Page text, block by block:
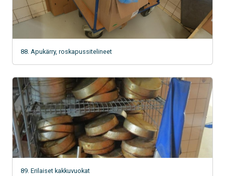
88. Apukärry, roskapussitelineet
89. Erilaiset kakkuvuokat